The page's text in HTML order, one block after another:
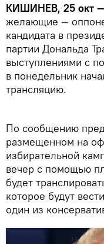
КИШИНЕВ, 25 окт
желающие —
кандидата в
партии Дональда
выступлениями с
в понедельник
трансляцию.
По сообщению
размещенном на
избирательной
вечер с помощью
будет
которое будут
один из